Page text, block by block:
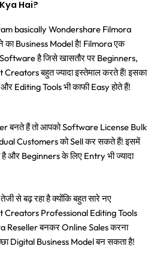
Hai?
basically Wondershare Filmora
Business Model है! Filmora एक
है जिसे खासतौर पर Beginners,
बहुत ज्यादा इस्तेमाल करते हैं! इसका
Editing Tools भी काफी Easy होते हैं!
बनते हैं तो आपको Software License Bulk
Customers को Sell कर सकते हैं! इसमें
और Beginners के लिए Entry भी ज्यादा
से बढ़ रहा है क्योंकि बहुत सारे नए
Professional Editing Tools
Reseller बनकर Online Sales करना
Digital Business Model बन सकता है!